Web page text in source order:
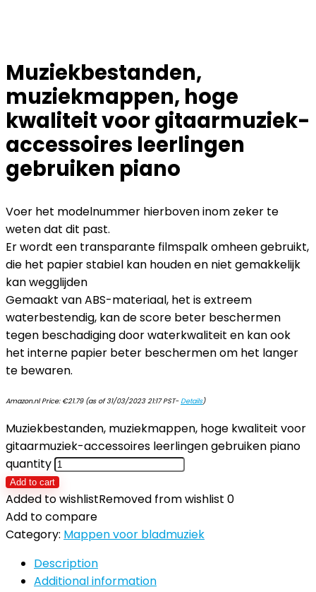
Muziekbestanden,
muziekmappen, hoge
kwaliteit voor gitaarmuziek-
accessoires leerlingen
gebruiken piano
Voer het modelnummer hierboven inom zeker te
weten dat dit past.
Er wordt een transparante filmspalk omheen gebruikt,
die het papier stabiel kan houden en niet gemakkelijk
kan wegglijden
Gemaakt van ABS-materiaal, het is extreem
waterbestendig, kan de score beter beschermen
tegen beschadiging door waterkwaliteit en kan ook
het interne papier beter beschermen om het langer
te bewaren.
Amazon.nl Price: €21.79(as of 31/03/2023 21:17 PST-Details)
Muziekbestanden, muziekmappen, hoge kwaliteit voor
gitaarmuziek-accessoires leerlingen gebruiken piano
quantity
Add to cart
Added to wishlistRemoved from wishlist 0
Add to compare
Category: Mappen voor bladmuziek
Description
Additional information